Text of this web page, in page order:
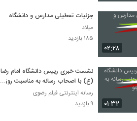
۰۲:۲۸
جزئیات تعطیلی مدارس و دانشگاه ها
میلاد
۱۸۵ بازدید
۰۱:۳۲
نشست خبری رییس دانشگاه امام رضا
(ع) با اصحاب رسانه به مناسبت روز
دانشجو
رسانه اینترنتی فیلم رضوی
۹ بازدید